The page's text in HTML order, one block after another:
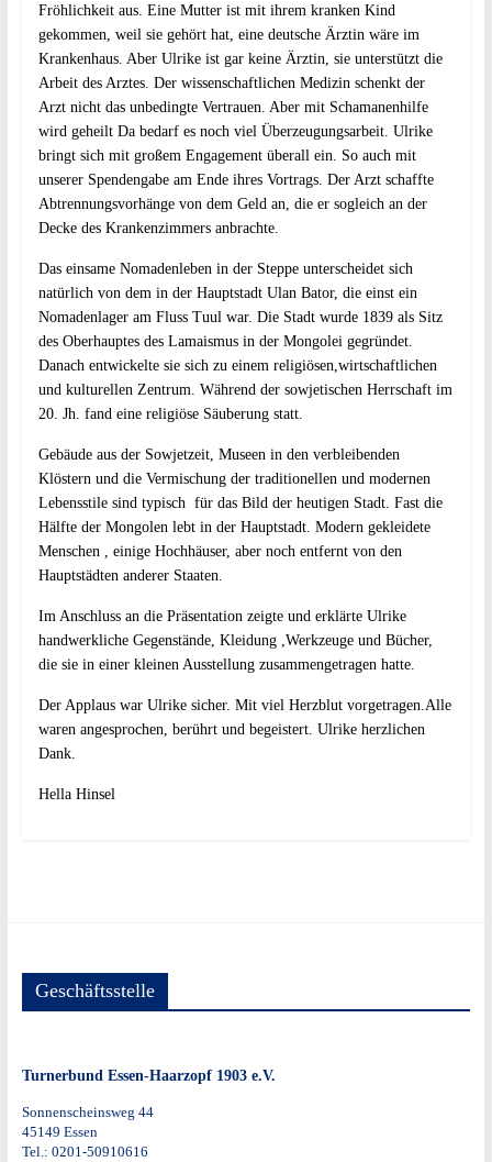
Fröhlichkeit aus. Eine Mutter ist mit ihrem kranken Kind
gekommen, weil sie gehört hat, eine deutsche Ärztin wäre im
Krankenhaus. Aber Ulrike ist gar keine Ärztin, sie unterstützt die
Arbeit des Arztes. Der wissenschaftlichen Medizin schenkt der
Arzt nicht das unbedingte Vertrauen. Aber mit Schamanenhilfe
wird geheilt Da bedarf es noch viel Überzeugungsarbeit. Ulrike
bringt sich mit großem Engagement überall ein. So auch mit
unserer Spendengabe am Ende ihres Vortrags. Der Arzt schaffte
Abtrennungsvorhänge von dem Geld an, die er sogleich an der
Decke des Krankenzimmers anbrachte.
Das einsame Nomadenleben in der Steppe unterscheidet sich
natürlich von dem in der Hauptstadt Ulan Bator, die einst ein
Nomadenlager am Fluss Tuul war. Die Stadt wurde 1839 als Sitz
des Oberhauptes des Lamaismus in der Mongolei gegründet.
Danach entwickelte sie sich zu einem religiösen,wirtschaftlichen
und kulturellen Zentrum. Während der sowjetischen Herrschaft im
20. Jh. fand eine religiöse Säuberung statt.
Gebäude aus der Sowjetzeit, Museen in den verbleibenden
Klöstern und die Vermischung der traditionellen und modernen
Lebensstile sind typisch für das Bild der heutigen Stadt. Fast die
Hälfte der Mongolen lebt in der Hauptstadt. Modern gekleidete
Menschen , einige Hochhäuser, aber noch entfernt von den
Hauptstädten anderer Staaten.
Im Anschluss an die Präsentation zeigte und erklärte Ulrike
handwerkliche Gegenstände, Kleidung ,Werkzeuge und Bücher,
die sie in einer kleinen Ausstellung zusammengetragen hatte.
Der Applaus war Ulrike sicher. Mit viel Herzblut vorgetragen.Alle
waren angesprochen, berührt und begeistert. Ulrike herzlichen
Dank.
Hella Hinsel
Geschäftsstelle
Turnerbund Essen-Haarzopf 1903 e.V.
Sonnenscheinsweg 44
45149 Essen
Tel.: 0201-50910616